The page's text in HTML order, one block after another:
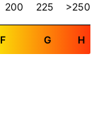
200 225 >250
F G H